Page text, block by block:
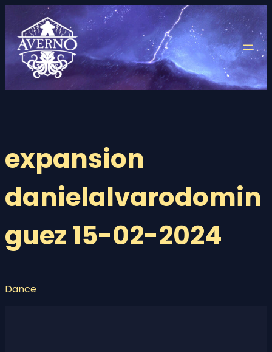
contenido
expansion
danielalvarodomin
guez 15-02-2024
Dance